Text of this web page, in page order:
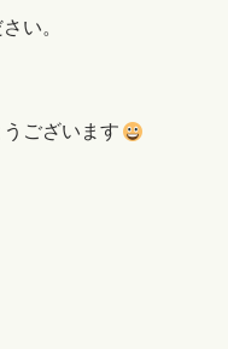
い。
ございます